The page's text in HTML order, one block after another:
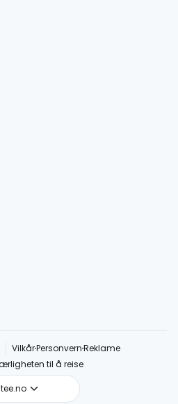
VilkårPersonvernReklame
til å reise